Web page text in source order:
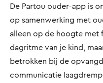
De Partou ouder-app is
op samenwerking met
alleen op de hoogte met
dagritme van je kind,
betrokken bij de
communicatie